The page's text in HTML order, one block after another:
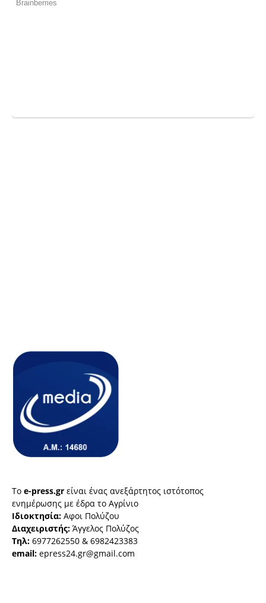
Το e-press.gr είναι ένας ανεξάρτητος ιστότοπος
ενημέρωσης με έδρα το Αγρίνιο
Ιδιοκτησία: Αφοι Πολύζου
Διαχειριστής: Άγγελος Πολύζος
Τηλ: 6977262550 & 6982423383
email: epress24.gr@gmail.com